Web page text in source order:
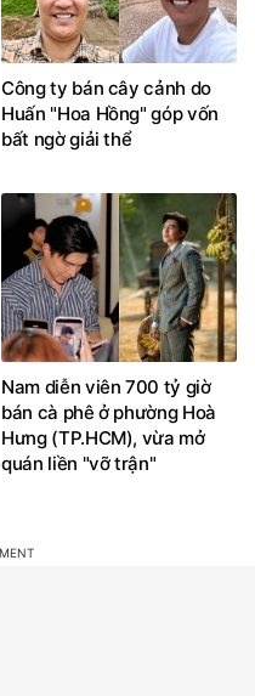
Công ty bán cây cảnh do
Huấn "Hoa Hồng" góp vốn
bất ngờ giải thể
Nam diễn viên 700 tỷ giờ
bán cà phê ở phường Hoà
Hưng (TP.HCM), vừa mở
quán liền "vỡ trận"